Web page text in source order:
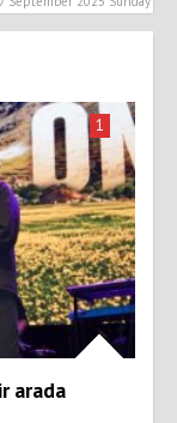
arada
1